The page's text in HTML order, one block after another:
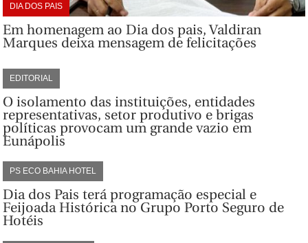
DIA DOS PAIS
Em homenagem ao Dia dos pais, Valdiran
Marques deixa mensagem de felicitações
EDITORIAL
O isolamento das instituições, entidades
representativas, setor produtivo e brigas
políticas provocam um grande vazio em
Eunápolis
PS ECO BAHIA HOTEL
Dia dos Pais terá programação especial e
Feijoada Histórica no Grupo Porto Seguro de
Hotéis